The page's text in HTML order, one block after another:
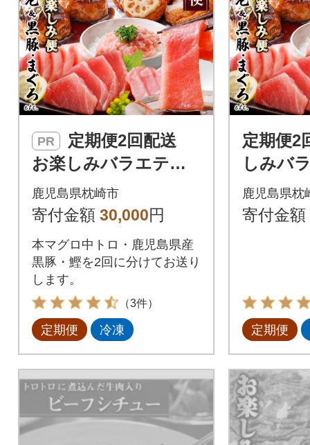
PR
お楽しみバラエティ
定期便(鹿児島県産黒
豚・鮪etc) DD-6008
鹿児島県枕崎市
寄付金額 30,000円
本マグロ中トロ・鹿児島県産
黒豚・鰹を2回に分けてお送り
します。
（3件）
定期便 冷凍
定期便
しみバ
便(鹿児
鮪etc)
鹿児島県枕
寄付金額
定期便